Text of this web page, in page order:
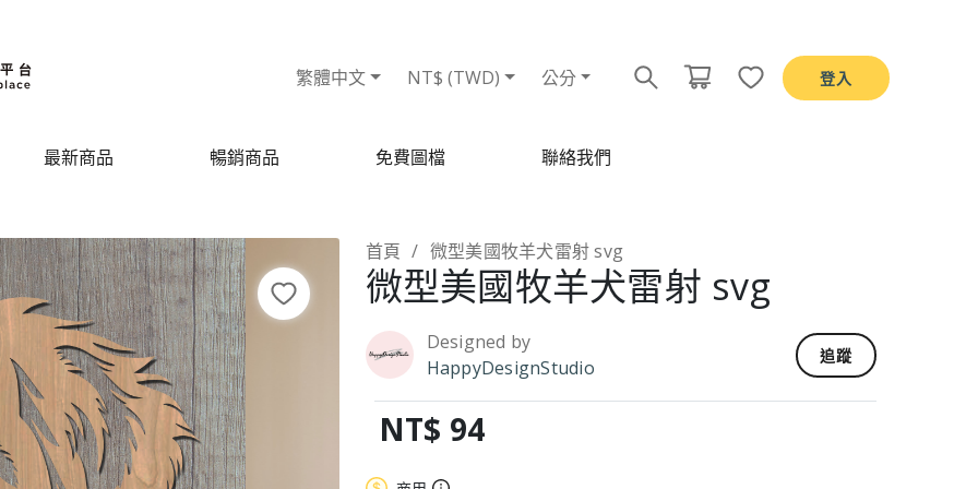
繁體中文 NT$ (TWD) 公分 登入
最新商品 暢銷商品 免費圖檔 聯絡我們
首頁 微型美國牧羊犬雷射 svg
微型美國牧羊犬雷射 svg
Designed by
HappyDesignStudio
追蹤
NT$ 94